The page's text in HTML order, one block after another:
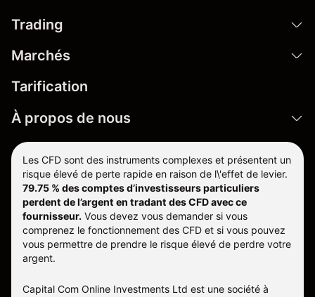
Trading
Marchés
Tarification
À propos de nous
Les CFD sont des instruments complexes et présentent un
risque élevé de perte rapide en raison de l\'effet de levier.
79.75 % des comptes d’investisseurs particuliers
perdent de l’argent en tradant des CFD avec ce
fournisseur. Vous devez vous demander si vous
comprenez le fonctionnement des CFD et si vous pouvez
vous permettre de prendre le risque élevé de perdre votre
argent.
Capital Com Online Investments Ltd est une société à